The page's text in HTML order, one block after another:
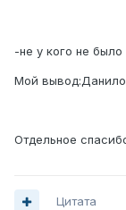
-не у кого не было
Мой
Отдельное
Цитата